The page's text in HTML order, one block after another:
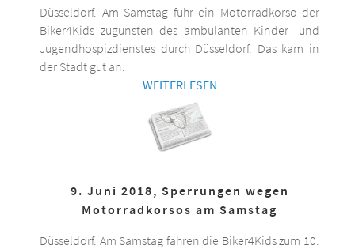
Düsseldorf. Am Samstag fuhr ein Motorradkorso der
Biker4Kids zugunsten des ambulanten Kinder- und
Jugendhospizdienstes durch Düsseldorf. Das kam in
der Stadt gut an.
WEITERLESEN
9. Juni 2018, Sperrungen wegen
Motorradkorsos am Samstag
Düsseldorf. Am Samstag fahren die Biker4Kids zum 10.